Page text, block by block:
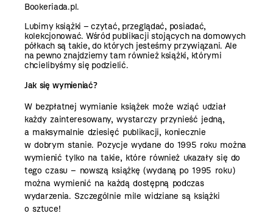
Bookeriada.pl.
Lubimy książki – czytać, przeglądać, posiadać,
kolekcjonować. Wśród publikacji stojących na domowych
półkach są takie, do których jesteśmy przywiązani. Ale
na pewno znajdziemy tam również książki, którymi
chcielibyśmy się podzielić.
Jak się wymieniać?
W bezpłatnej wymianie książek może wziąć udział
każdy zainteresowany, wystarczy przynieść jedną,
a maksymalnie dziesięć publikacji, koniecznie
w dobrym stanie. Pozycje wydane do 1995 roku można
wymienić tylko na takie, które również ukazały się do
tego czasu – nowszą książkę (wydaną po 1995 roku)
można wymienić na każdą dostępną podczas
wydarzenia. Szczególnie mile widziane są książki
o sztuce!